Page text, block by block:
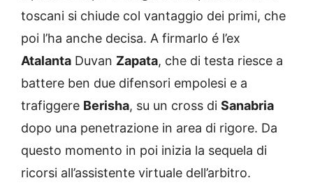
toscani si chiude col vantaggio dei primi, che
poi l’ha anche decisa. A firmarlo é l’ex
Atalanta Duvan Zapata, che di testa riesce a
battere ben due difensori empolesi e a
trafiggere Berisha, su un cross di Sanabria
dopo una penetrazione in area di rigore. Da
questo momento in poi inizia la sequela di
ricorsi all’assistente virtuale dell’arbitro.